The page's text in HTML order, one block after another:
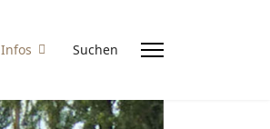
Infos Suchen